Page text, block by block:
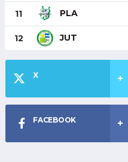
11 PLA
12 JUT
X
FACEBOOK